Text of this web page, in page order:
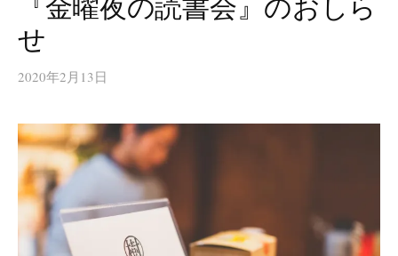
せ
2020年2月13日